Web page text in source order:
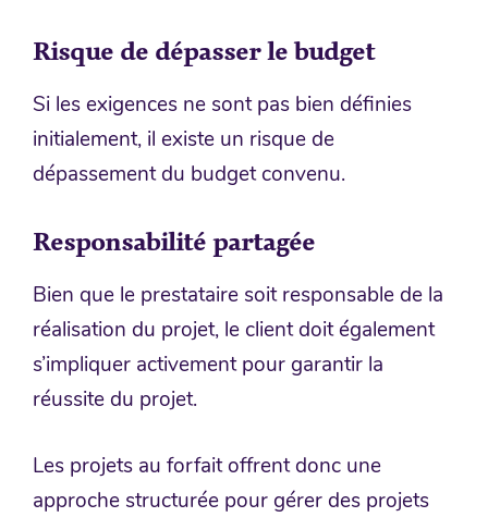
Risque de dépasser le budget
Si les exigences ne sont pas bien définies
initialement, il existe un risque de
dépassement du budget convenu.
Responsabilité partagée
Bien que le prestataire soit responsable de la
réalisation du projet, le client doit également
s’impliquer activement pour garantir la
réussite du projet.
Les projets au forfait offrent donc une
approche structurée pour gérer des projets